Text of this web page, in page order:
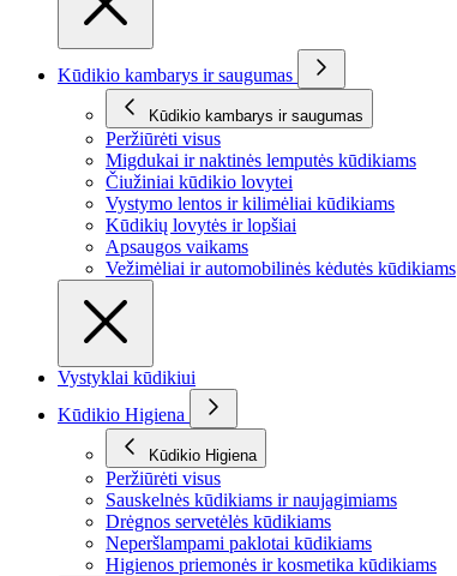
Kūdikio kambarys ir saugumas
Kūdikio kambarys ir saugumas
Peržiūrėti visus
Migdukai ir naktinės lemputės kūdikiams
Čiužiniai kūdikio lovytei
Vystymo lentos ir kilimėliai kūdikiams
Kūdikių lovytės ir lopšiai
Apsaugos vaikams
Vežimėliai ir automobilinės kėdutės kūdikiams
Vystyklai kūdikiui
Kūdikio Higiena
Kūdikio Higiena
Peržiūrėti visus
Sauskelnės kūdikiams ir naujagimiams
Drėgnos servetėlės kūdikiams
Neperšlampami paklotai kūdikiams
Higienos priemonės ir kosmetika kūdikiams